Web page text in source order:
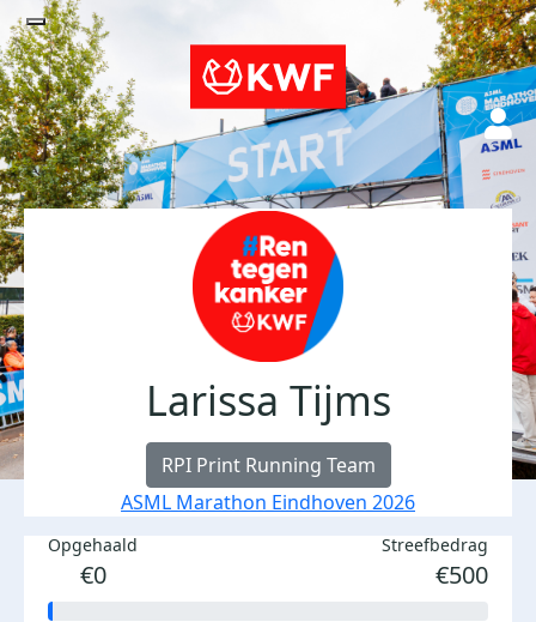
Larissa Tijms
RPI Print Running Team
ASML Marathon Eindhoven 2026
Opgehaald
€0
Streefbedrag
€500